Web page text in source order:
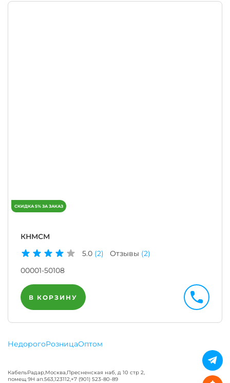
КНМСМ
5.0 (2) Отзывы (2)
00001-50108
В КОРЗИНУ
НедорогоРозницаОптом
КабельРадар,Москва,Пресненская наб, д 10 стр 2,
помещ 9Н ап.563,123112,+7 (901) 523-80-89